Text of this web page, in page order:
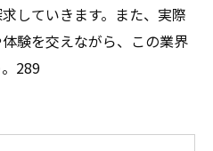
していきます。また、実際
験を交えながら、この業界
289